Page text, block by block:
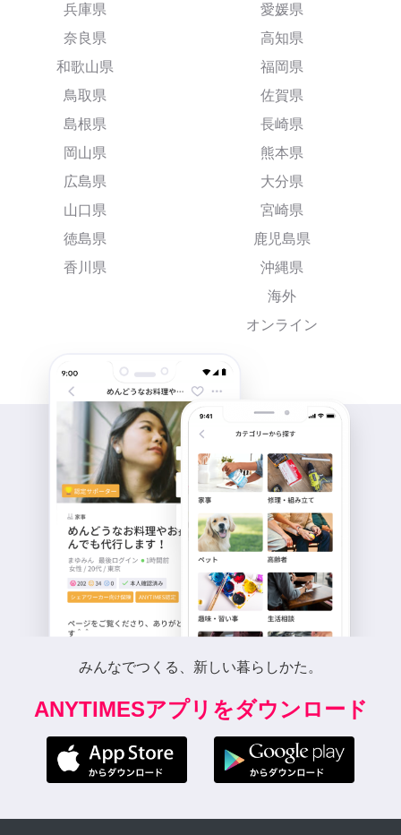
兵庫県
奈良県
和歌山県
鳥取県
島根県
岡山県
広島県
山口県
徳島県
香川県
愛媛県
高知県
福岡県
佐賀県
長崎県
熊本県
大分県
宮崎県
鹿児島県
沖縄県
海外
オンライン
みんなでつくる、新しい暮らしかた。
ANYTIMESアプリをダウンロード